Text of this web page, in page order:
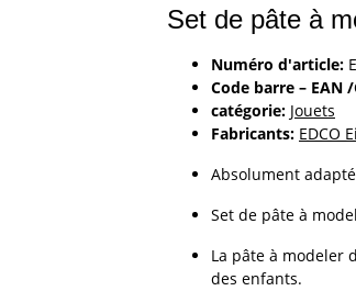
Set de pâte à
Numéro d'article:
Code barre – EAN
catégorie: Jouets
Fabricants: EDCO
Absolument
Set de pâte à
La pâte à modeler
des enfants.